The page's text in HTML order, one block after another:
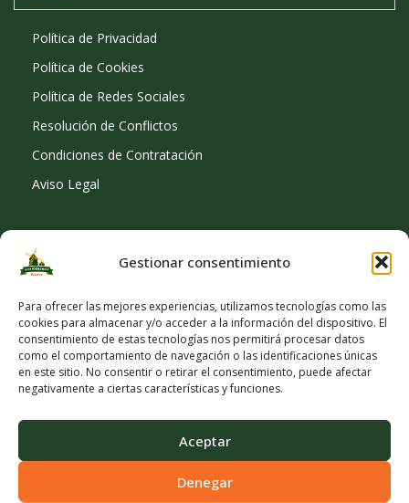
Gestionar consentimiento
Para ofrecer las mejores experiencias, utilizamos tecnologías como las
cookies para almacenar y/o acceder a la información del dispositivo. El
consentimiento de estas tecnologías nos permitirá procesar datos
como el comportamiento de navegación o las identificaciones únicas
en este sitio. No consentir o retirar el consentimiento, puede afectar
negativamente a ciertas características y funciones.
Aceptar
Denegar
Política de Privacidad
Política de Cookies
Política de Redes Sociales
Resolución de Conflictos
Condiciones de Contratación
Aviso Legal
SOCIAL
© Copyright 2026 Viveros Los Molinos |